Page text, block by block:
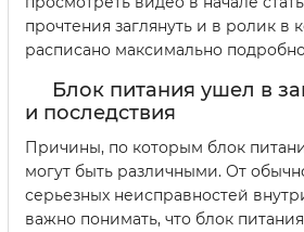
прочтения заглянуть и в ролик в
расписано максимально
Блок питания ушел в
и последствия
Причины, по которым блок
могут быть различными. От
серьезных неисправностей
важно понимать, что блок